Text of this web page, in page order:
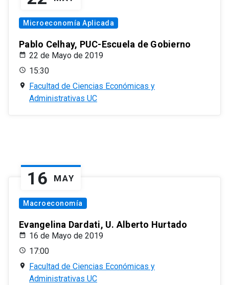
Microeconomía Aplicada
Pablo Celhay, PUC-Escuela de Gobierno
22 de Mayo de 2019
15:30
Facultad de Ciencias Económicas y
Administrativas UC
16 MAY
Macroeconomía
Evangelina Dardati, U. Alberto Hurtado
16 de Mayo de 2019
17:00
Facultad de Ciencias Económicas y
Administrativas UC